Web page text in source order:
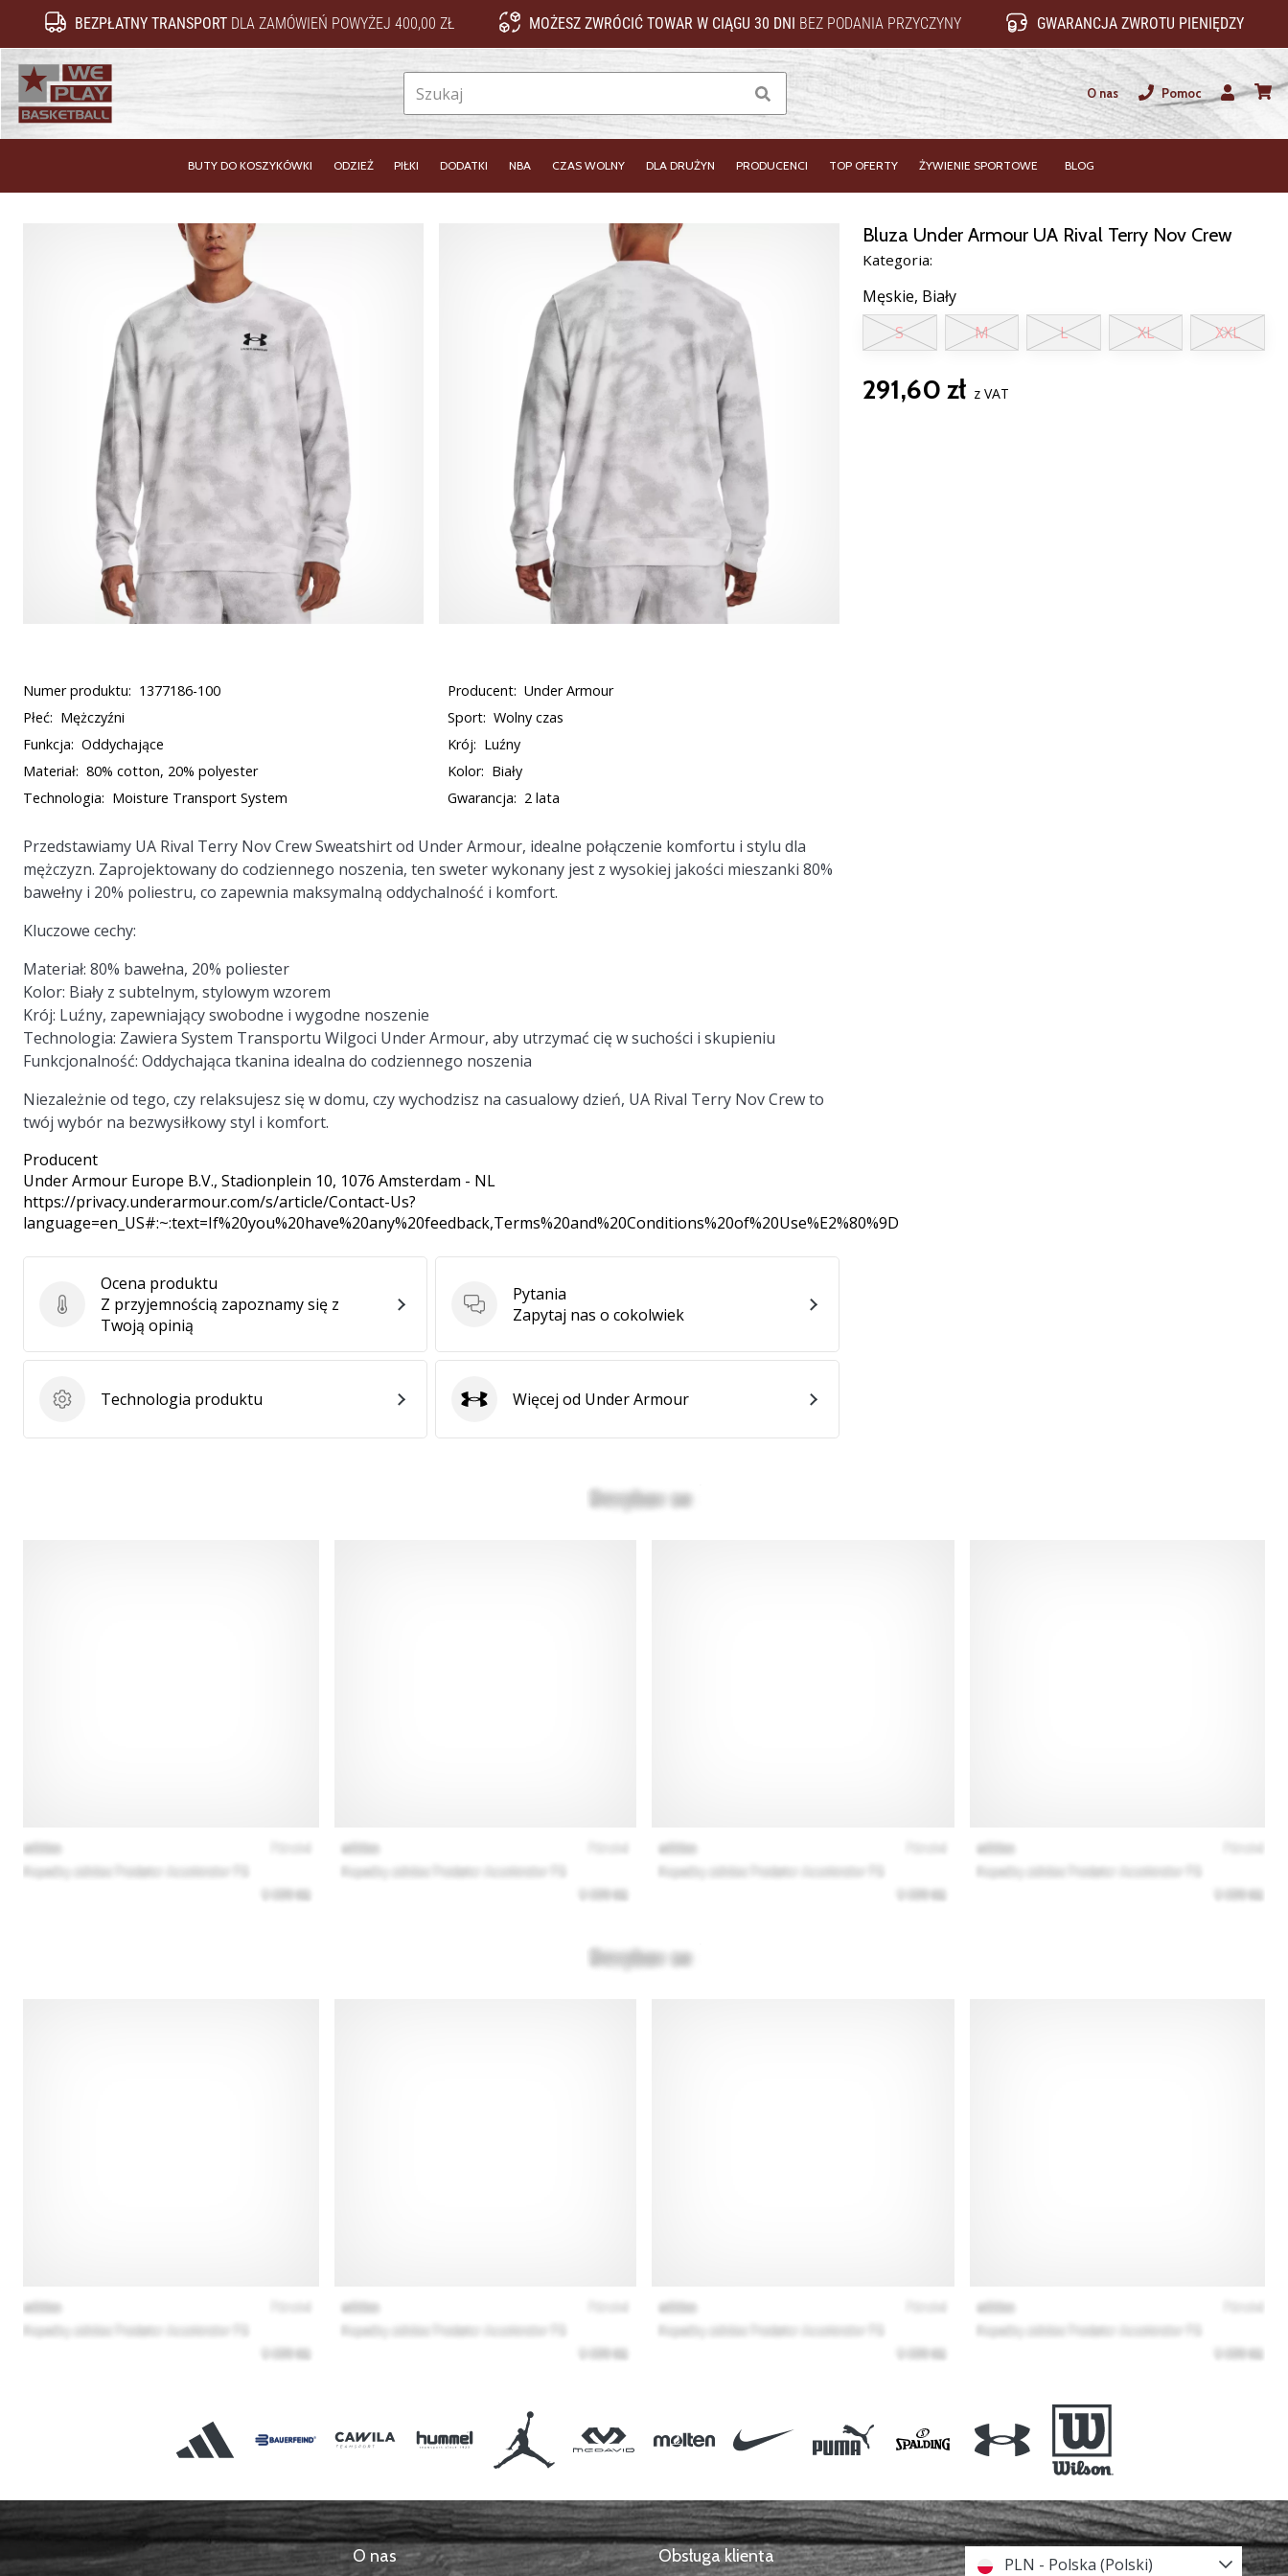
BEZPŁATNY TRANSPORT DLA ZAMÓWIEŃ POWYŻEJ 400,00 ZŁ MOŻESZ ZWRÓCIĆ TOWAR W CIĄGU 30 DNI BEZ PODANIA PRZYCZYNY GWARANCJA ZWROTU PIENIĘDZY
Szukaj O nas
Pomoc
Użytkownik
BUTY DO KOSZYKÓWKI ODZIEŻ PIŁKI DODATKI NBA CZAS WOLNY DLA DRUŻYN PRODUCENCI TOP OFERTY ŻYWIENIE SPORTOWE BLOG
Bluza Under Armour UA Rival Terry Nov Crew
Kategoria:
Męskie, Biały
S
M L XL XXL
291,60 zł z VAT
Numer produktu: 1377186-100 Producent: Under Armour
Płeć: Mężczyźni Sport: Wolny czas
Funkcja: Oddychające Krój: Luźny
Materiał: 80% cotton, 20% polyester Kolor: Biały
Technologia: Moisture Transport System Gwarancja: 2 lata
Przedstawiamy UA Rival Terry Nov Crew Sweatshirtod Under Armour, idealne połączenie komfortu i stylu dla
mężczyzn. Zaprojektowany do codziennego noszenia, ten sweter wykonany jest z wysokiej jakości mieszanki 80%
bawełny i 20% poliestru, co zapewnia maksymalną oddychalność i komfort.
Kluczowe cechy:
Materiał: 80% bawełna, 20% poliester
Kolor: Biały z subtelnym, stylowym wzorem
Krój: Luźny, zapewniający swobodne i wygodne noszenie
Technologia: Zawiera System Transportu Wilgoci Under Armour, aby utrzymać cię w suchości i skupieniu
Funkcjonalność: Oddychająca tkanina idealna do codziennego noszenia
Niezależnie od tego, czy relaksujesz się w domu, czy wychodzisz na casualowy dzień, UA Rival Terry Nov Crew to
twój wybór na bezwysiłkowy styl i komfort.
Producent
Under Armour Europe B.V., Stadionplein 10, 1076 Amsterdam - NL
https://privacy.underarmour.com/s/article/Contact-Us?
language=en_US#:~:text=If%20you%20have%20any%20feedback,Terms%20and%20Conditions%20of%20Use%E2%80%9D
Ocena produktu
Ocena produktu
Z przyjemnością zapoznamy się z
Twoją opinią
Pytania
Pytania
Zapytaj nas o cokolwiek
Technologia produktu
Technologia produktu Under Armour
Więcej od Under Armour
O nas Obsługa klienta PLN - Polska (Polski)